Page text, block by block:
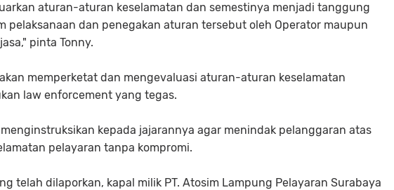
aturan-aturan keselamatan dan semestinya menjadi tanggung
pelaksanaan dan penegakan aturan tersebut oleh Operator maupun
pinta Tonny.
memperketat dan mengevaluasi aturan-aturan keselamatan
law enforcement yang tegas.
kepada jajarannya agar menindak pelanggaran atas
pelayaran tanpa kompromi.
telah dilaporkan, kapal milik PT. Atosim Lampung Pelayaran Surabaya